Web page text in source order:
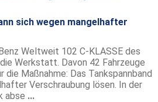
sich wegen mangelhafter
Weltweit 102 C-KLASSE des
Werkstatt. Davon 42 Fahrzeuge
die Maßnahme: Das Tankspannband
Verschraubung lösen. In der
abse ...